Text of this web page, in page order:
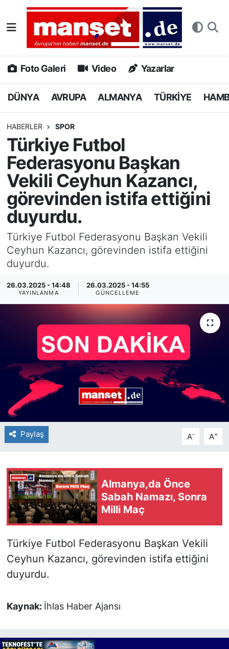
Foto Galeri Video Yazarlar
DÜNYA AVRUPA ALMANYA TÜRKİYE
HABERLER SPOR
Türkiye Futbol
Federasyonu Başkan
Vekili Ceyhun Kazancı,
görevinden istifa ettiğini
duyurdu.
Türkiye Futbol Federasyonu Başkan Vekili
Ceyhun Kazancı, görevinden istifa ettiğini
duyurdu.
26.03.2025 - 14:48
YAYINLANMA
26.03.2025 - 14:55
GÜNCELLEME
Paylaş A- A+
Almanya,da Önce
Sabah Namazı, Sonra
Milli Maç
Türkiye Futbol Federasyonu Başkan Vekili
Ceyhun Kazancı, görevinden istifa ettiğini
duyurdu.
Kaynak: İhlas Haber Ajansı
DÜNYA
AVRUPA
ALMANYA
HAMBURG
SPOR
DEUTSCH
EKONOMİ
SİYASET
Nöbetçi Eczaneler
Hava Durumu
Namaz Vakitleri
Puan Durumu ve Fikstür
Tüm Manşetler
Son Dakika Haberleri
Haber Arşivi